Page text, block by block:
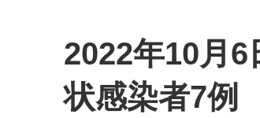
2022年10月
状感染者7例